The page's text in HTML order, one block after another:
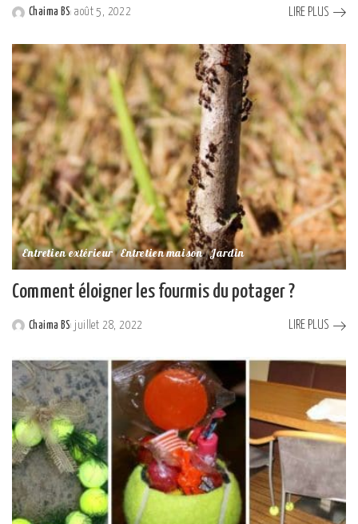
Posted
Chaima BS août 5, 2022 LIRE PLUS
Entretien extérieur Entretien maison Jardin
Comment éloigner les fourmis du potager ?
Posted
Chaima BS juillet 28, 2022 LIRE PLUS